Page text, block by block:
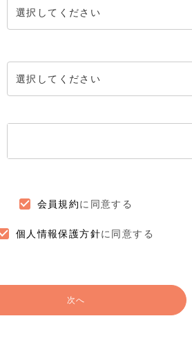
会員規約に同意する
個人情報保護方針に同意する
次へ